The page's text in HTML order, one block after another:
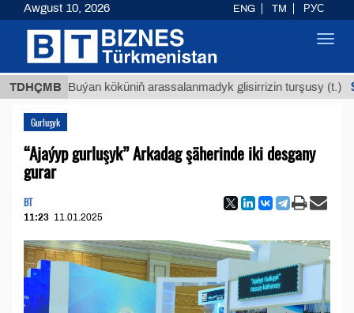
TDHÇMB
Buýan köküniň arassalanmadyk glisirrizin turşusy (t.)
Gurluşyk
“Ajaýyp gurluşyk” Arkadag şäherinde iki desgany
gurar
BT
11:23 11.01.2025
Awgust 10, 2026 ENG TM РУС